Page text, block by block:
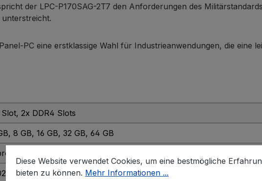
der LPC-P170SAG-2T7 den Anforderungen des
PC eine erstklassige Wahl für Industrieanwendungen, die eine
Slot, 2x DDR4 Slots
, 8 GB, 16 GB, 32 GB, 64 GB
Diese Website verwendet Cookies, um eine bestmögliche
bieten zu können. Mehr Informationen ...